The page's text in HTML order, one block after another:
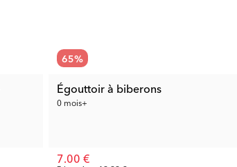
65%
Égouttoir à biberons
0 mois+
7.00 €